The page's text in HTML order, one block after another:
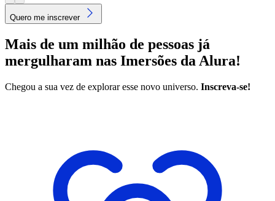
Quero me inscrever
Mais de um milhão de pessoas já
mergulharam nas Imersões da Alura!
Chegou a sua vez de explorar esse novo universo. Inscreva-se!